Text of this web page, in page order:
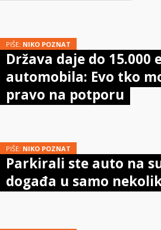
PIŠE: NIKO POZNAT
Država daje do 15.000
automobila: Evo tko
pravo na potporu
PIŠE: NIKO POZNAT
Parkirali ste auto na
događa u samo